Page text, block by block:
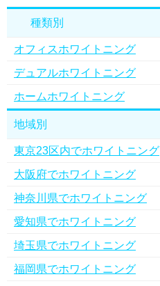
種類別
オフィスホワイトニング
デュアルホワイトニング
ホームホワイトニング
地域別
東京23区内でホワイトニング
大阪府でホワイトニング
神奈川県でホワイトニング
愛知県でホワイトニング
埼玉県でホワイトニング
福岡県でホワイトニング